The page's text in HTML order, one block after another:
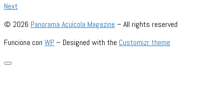
Next
© 2026 Panorama Acuícola Magazine – All rights reserved
Funciona con WP – Designed with the Customizr theme